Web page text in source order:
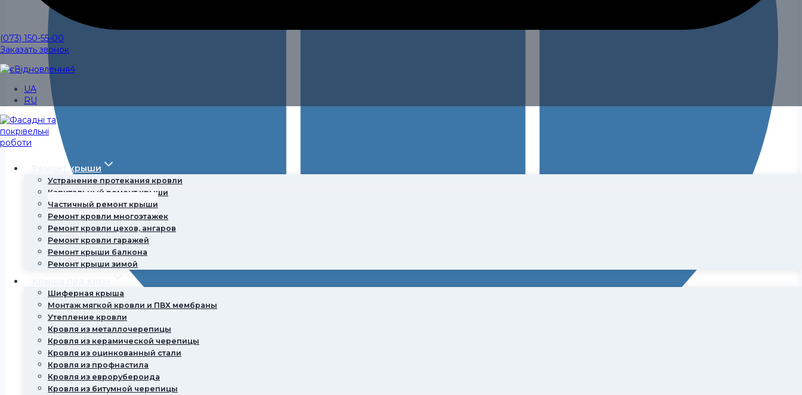
(073) 150-55-00
Заказать звонок
UA
RU
Ремонт крыши
Устранение протекания кровли
Капитальный ремонт крыши
Частичный ремонт крыши
Ремонт кровли многоэтажек
Ремонт кровли цехов, ангаров
Ремонт кровли гаражей
Ремонт крыши балкона
Ремонт крыши зимой
Шиферная крыша
Монтаж мягкой кровли и ПВХ мембраны
Утепление кровли
Кровля из металлочерепицы
Кровля из керамической черепицы
Кровля из оцинкованный стали
Кровля из профнастила
Кровля из еврорубероида
Кровля из битумной черепицы